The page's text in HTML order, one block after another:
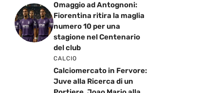
Omaggio ad Antognoni:
Fiorentina ritira la maglia
numero 10 per una
stagione nel Centenario
del club
CALCIO
Calciomercato in Fervore:
Juve alla Ricerca di un